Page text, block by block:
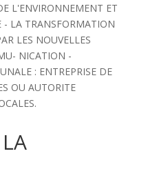
L'ENVIRONNEMENT ET
- LA TRANSFORMATION
LES NOUVELLES
NICATION -
: ENTREPRISE DE
OU AUTORITE